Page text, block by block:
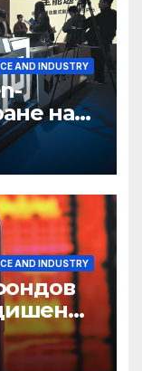
AND INDUSTRY
на
AND INDUSTRY